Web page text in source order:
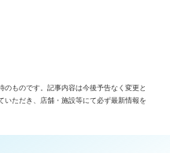
ものです。記事内容は今後予告なく変更と
いただき、店舗・施設等にて必ず最新情報を